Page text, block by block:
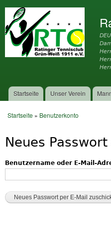
Hauptmenü
Startseite Unser Verein
Startseite » Benutzerkonto
Neues
Benutzername oder E-Mail-